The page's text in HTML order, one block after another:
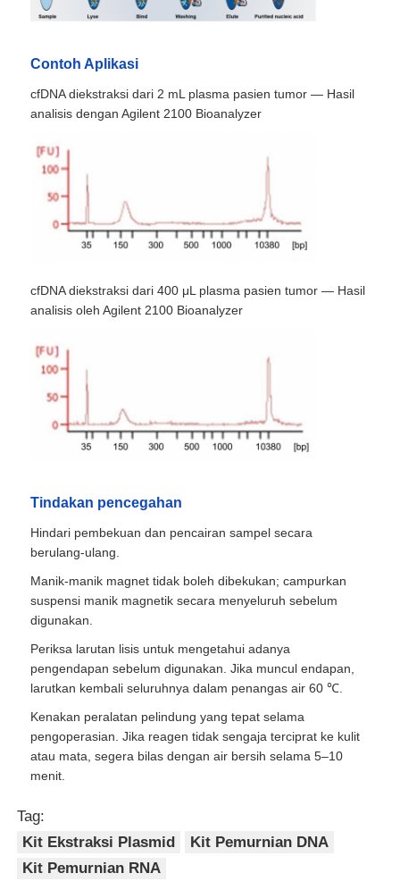
Kontrol kualitas
Hubungi Kami
Berita
Kit Ekstraksi DNA / RNA
NGS Magnetic Beads
Manik-manik Magnetik Pengurut Sel
Pemurnian Protein Manik-manik Magnetik
Manik Magnet Aktif Permukaan
Instrumen Otomatis & Bahan Habis Pakai
Contoh Aplikasi
cfDNA diekstraksi dari 2 mL plasma pasien tumor — Hasil
analisis dengan Agilent 2100 Bioanalyzer
cfDNA diekstraksi dari 400 μL plasma pasien tumor — Hasil
analisis oleh Agilent 2100 Bioanalyzer
Tindakan pencegahan
Hindari pembekuan dan pencairan sampel secara
berulang-ulang.
Manik-manik magnet tidak boleh dibekukan; campurkan
suspensi manik magnetik secara menyeluruh sebelum
digunakan.
Periksa larutan lisis untuk mengetahui adanya
pengendapan sebelum digunakan. Jika muncul endapan,
larutkan kembali seluruhnya dalam penangas air 60 ℃.
Kenakan peralatan pelindung yang tepat selama
pengoperasian. Jika reagen tidak sengaja terciprat ke kulit
atau mata, segera bilas dengan air bersih selama 5–10
menit.
Tag:
Kit Ekstraksi Plasmid
Kit Pemurnian DNA
Kit Pemurnian RNA